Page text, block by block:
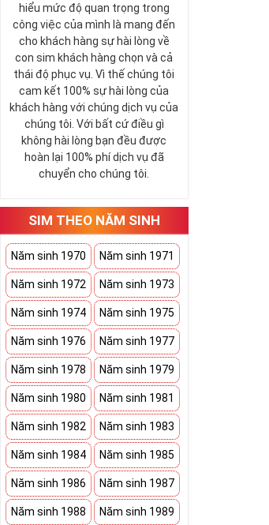
hiểu mức độ quan trọng trong
công việc của mình là mang đến
cho khách hàng sự hài lòng về
con sim khách hàng chọn và cả
thái độ phục vụ. Vì thế chúng tôi
cam kết 100% sự hài lòng của
khách hàng với chúng dịch vụ của
chúng tôi. Với bất cứ điều gì
không hài lòng bạn đều được
hoàn lại 100% phí dịch vụ đã
chuyển cho chúng tôi.
SIM THEO NĂM SINH
Năm sinh 1970 Năm sinh 1971
Năm sinh 1972 Năm sinh 1973
Năm sinh 1974 Năm sinh 1975
Năm sinh 1976 Năm sinh 1977
Năm sinh 1978 Năm sinh 1979
Năm sinh 1980 Năm sinh 1981
Năm sinh 1982 Năm sinh 1983
Năm sinh 1984 Năm sinh 1985
Năm sinh 1986 Năm sinh 1987
Năm sinh 1988 Năm sinh 1989